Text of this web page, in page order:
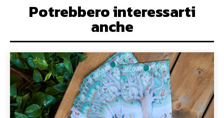
Potrebbero interessarti
anche